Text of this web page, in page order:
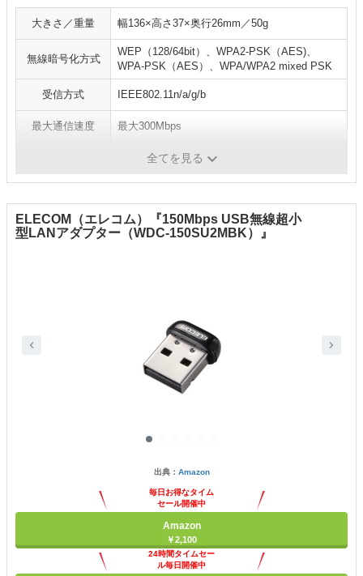
大きさ／重量 幅136×高さ37×奥行26mm／50g
無線暗号化方式
WEP（128/64bit）、WPA2-PSK（AES)、
WPA-PSK（AES）、WPA/WPA2 mixed PSK
受信方式 IEEE802.11n/a/g/b
最大通信速度 最大300Mbps
WPS、AOSS対応
全てを見る
ELECOM（エレコム）『150Mbps USB無線超小
型LANアダプター（WDC-150SU2MBK）』
出典： Amazon
毎日お得なタイム
セール開催中
Amazon
￥2,100
24時間タイムセー
ル毎日開催中